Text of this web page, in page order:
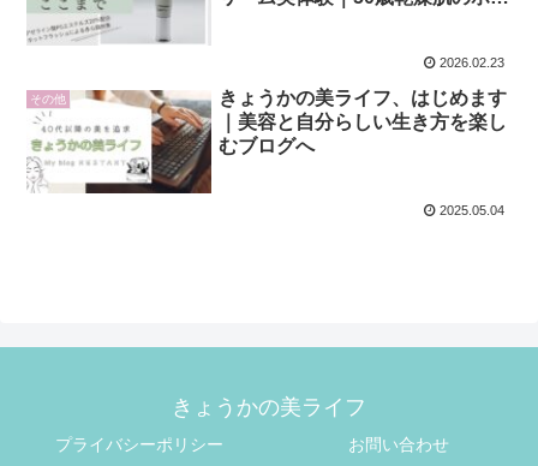
2026.02.23
その他
きょうかの美ライフ、はじめます
｜美容と自分らしい生き方を楽し
むブログへ
2025.05.04
きょうかの美ライフ
プライバシーポリシー お問い合わせ